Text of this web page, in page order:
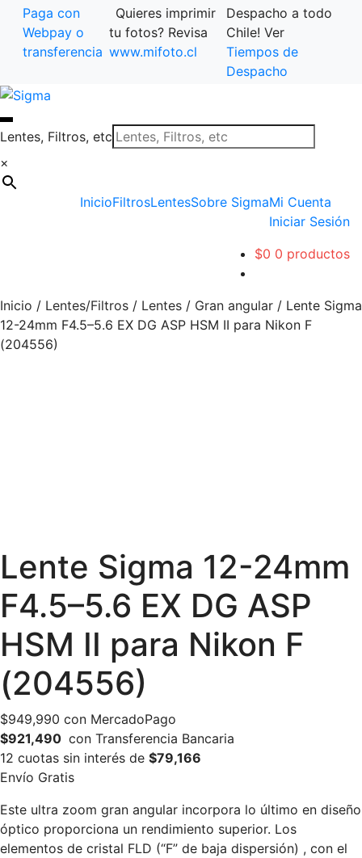
Paga con
Webpay o
transferencia
Quieres imprimir
tu fotos? Revisa
www.mifoto.cl
Despacho a todo
Chile! Ver
Tiempos de
Despacho
Ir
la
Saltar
contenido
Lentes, Filtros, etc
×
InicioFiltrosLentesSobre SigmaMi Cuenta
Iniciar Sesión
$0 0 productos
Inicio / Lentes/Filtros / Lentes / Gran angular / Lente Sigma
12-24mm F4.5–5.6 EX DG ASP HSM II para Nikon F
(204556)
Lente Sigma 12-24mm
F4.5–5.6 EX DG ASP
HSM II para Nikon F
(204556)
$949,990 con MercadoPago
$921,490 con Transferencia Bancaria
12 cuotas sin interés de $79,166
Envío Gratis
Este ultra zoom gran angular incorpora lo último en diseño
óptico proporciona un rendimiento superior. Los
elementos de cristal FLD (“F” de baja dispersión) , con el